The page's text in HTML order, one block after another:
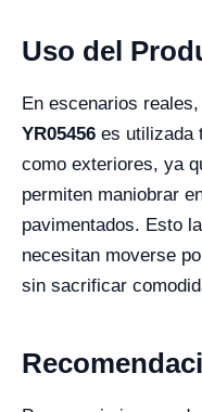
Uso del
En escenarios
YR05456 es utilizada
como exteriores, ya
permiten maniobrar
pavimentados. Esto
necesitan moverse
sin sacrificar